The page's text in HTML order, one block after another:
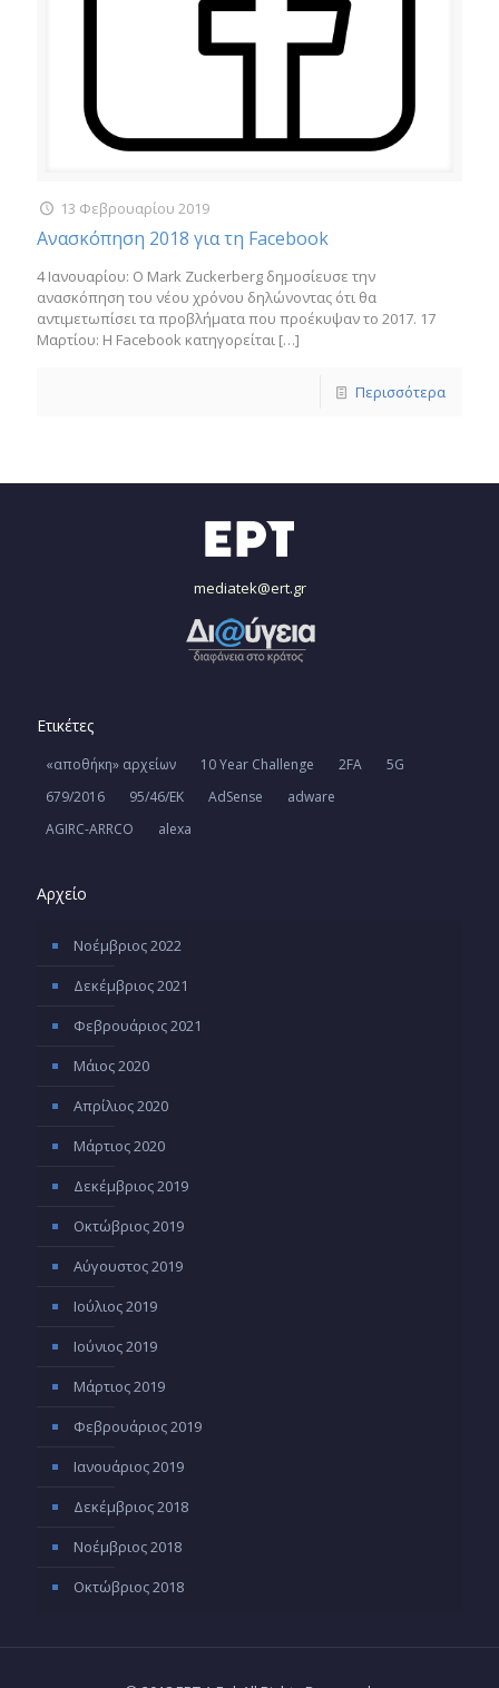
13 Φεβρουαρίου 2019
Ανασκόπηση 2018 για τη Facebook
4 Ιανουαρίου: Ο Mark Zuckerberg δημοσίευσε την
ανασκόπηση του νέου χρόνου δηλώνοντας ότι θα
αντιμετωπίσει τα προβλήματα που προέκυψαν το 2017. 17
Μαρτίου: Η Facebook κατηγορείται […]
Περισσότερα
mediatek@ert.gr
Ετικέτες
«αποθήκη» αρχείων 10 Year Challenge 2FA
5G
679/2016
95/46/ΕΚ AdSense
adware
AGIRC-ARRCO
alexa
Αρχείο
Νοέμβριος 2022
Δεκέμβριος 2021
Φεβρουάριος 2021
Μάιος 2020
Απρίλιος 2020
Μάρτιος 2020
Δεκέμβριος 2019
Οκτώβριος 2019
Αύγουστος 2019
Ιούλιος 2019
Ιούνιος 2019
Μάρτιος 2019
Φεβρουάριος 2019
Ιανουάριος 2019
Δεκέμβριος 2018
Νοέμβριος 2018
Οκτώβριος 2018